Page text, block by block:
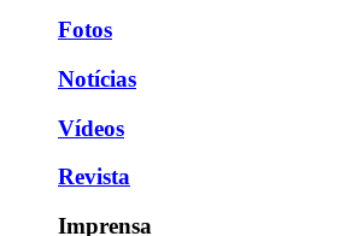
Fotos
Notícias
Vídeos
Revista
Imprensa